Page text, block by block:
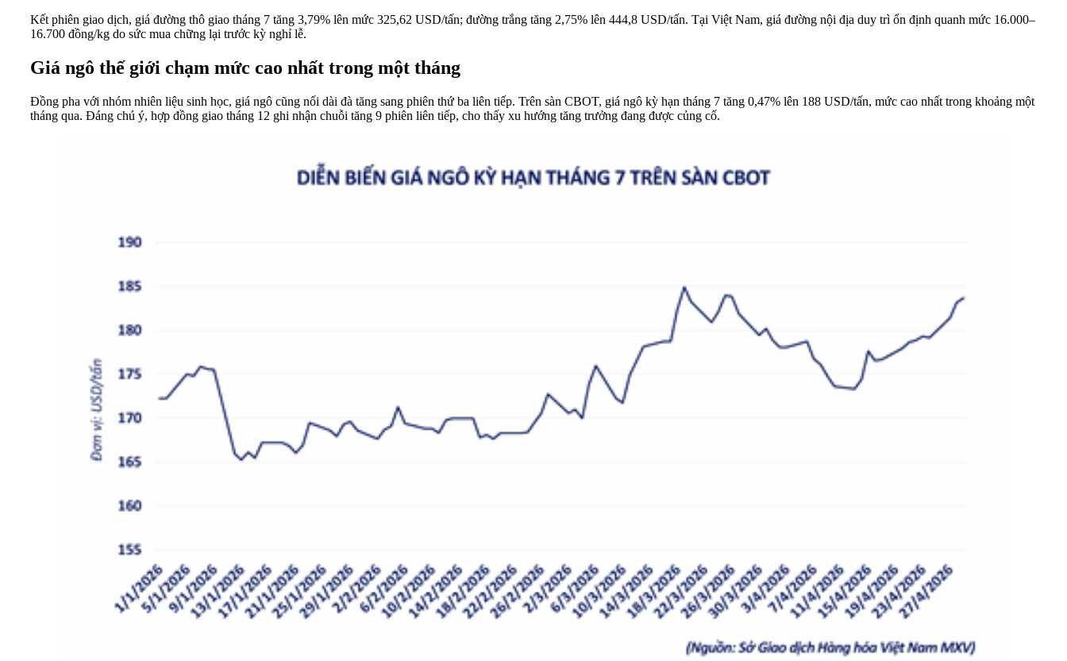
Kết phiên giao dịch, giá đường thô giao tháng 7 tăng 3,79% lên mức 325,62 USD/tấn; đường trắng tăng 2,75% lên 444,8 USD/tấn. Tại Việt Nam, giá đường nội địa duy trì ổn định quanh mức 16.000–
16.700 đồng/kg do sức mua chững lại trước kỳ nghỉ lễ.
Giá ngô thế giới chạm mức cao nhất trong một tháng
Đồng pha với nhóm nhiên liệu sinh học, giá ngô cũng nối dài đà tăng sang phiên thứ ba liên tiếp. Trên sàn CBOT, giá ngô kỳ hạn tháng 7 tăng 0,47% lên 188 USD/tấn, mức cao nhất trong khoảng một
tháng qua. Đáng chú ý, hợp đồng giao tháng 12 ghi nhận chuỗi tăng 9 phiên liên tiếp, cho thấy xu hướng tăng trưởng đang được củng cố.